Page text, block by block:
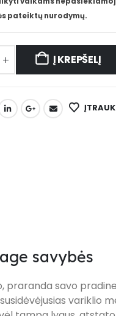
pateiktų nurodymų.
Į KREPŠELĮ
savybės
praranda savo
variklio